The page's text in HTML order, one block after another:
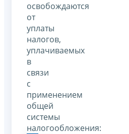
освобождаются
от
уплаты
налогов,
уплачиваемых
в
связи
с
применением
общей
системы
налогообложения: